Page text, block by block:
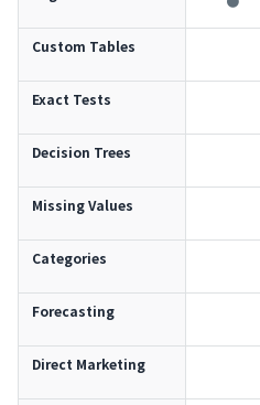
Custom Tables
Exact Tests
Decision Trees
Missing Values
Categories
Forecasting
Direct Marketing